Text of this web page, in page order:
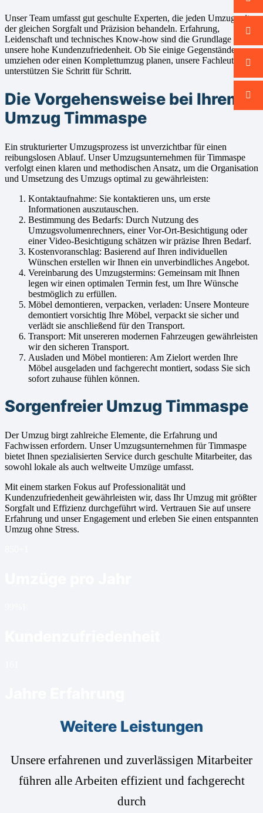
Unser Team umfasst gut geschulte Experten, die jeden Umzug mit
der gleichen Sorgfalt und Präzision behandeln. Erfahrung,
Leidenschaft und technisches Know-how sind die Grundlage für
unsere hohe Kundenzufriedenheit. Ob Sie einige Gegenstände
umziehen oder einen Komplettumzug planen, unsere Fachleute
unterstützen Sie Schritt für Schritt.
Die Vorgehensweise bei Ihrem
Umzug Timmaspe
Ein strukturierter Umzugsprozess ist unverzichtbar für einen
reibungslosen Ablauf. Unser Umzugsunternehmen für Timmaspe
verfolgt einen klaren und methodischen Ansatz, um die Organisation
und Umsetzung des Umzugs optimal zu gewährleisten:
Kontaktaufnahme: Sie kontaktieren uns, um erste
Informationen auszutauschen.
Bestimmung des Bedarfs: Durch Nutzung des
Umzugsvolumenrechners, einer Vor-Ort-Besichtigung oder
einer Video-Besichtigung schätzen wir präzise Ihren Bedarf.
Kostenvoranschlag: Basierend auf Ihren individuellen
Wünschen erstellen wir Ihnen ein unverbindliches Angebot.
Vereinbarung des Umzugstermins: Gemeinsam mit Ihnen
legen wir einen optimalen Termin fest, um Ihre Wünsche
bestmöglich zu erfüllen.
Möbel demontieren, verpacken, verladen: Unsere Monteure
demontiert vorsichtig Ihre Möbel, verpackt sie sicher und
verlädt sie anschließend für den Transport.
Transport: Mit unsereren modernen Fahrzeugen gewährleisten
wir den sicheren Transport.
Ausladen und Möbel montieren: Am Zielort werden Ihre
Möbel ausgeladen und fachgerecht montiert, sodass Sie sich
sofort zuhause fühlen können.
Sorgenfreier Umzug Timmaspe
Der Umzug birgt zahlreiche Elemente, die Erfahrung und
Fachwissen erfordern. Unser Umzugsunternehmen für Timmaspe
bietet Ihnen spezialisierten Service durch geschulte Mitarbeiter, das
sowohl lokale als auch weltweite Umzüge umfasst.
Mit einem starken Fokus auf Professionalität und
Kundenzufriedenheit gewährleisten wir, dass Ihr Umzug mit größter
Sorgfalt und Effizienz durchgeführt wird. Vertrauen Sie auf unsere
Erfahrung und unser Engagement und erleben Sie einen entspannten
Umzug ohne Stress.
Weitere Leistungen
Unsere erfahrenen und zuverlässigen Mitarbeiter
führen alle Arbeiten effizient und fachgerecht
durch